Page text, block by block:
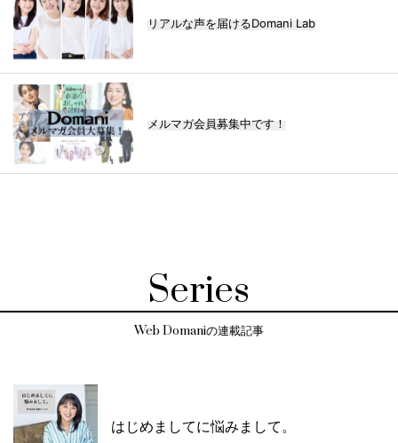
リアルな声を届けるDomani Lab
メルマガ会員募集中です！
Series
Web Domaniの連載記事
はじめましてに悩みまして。